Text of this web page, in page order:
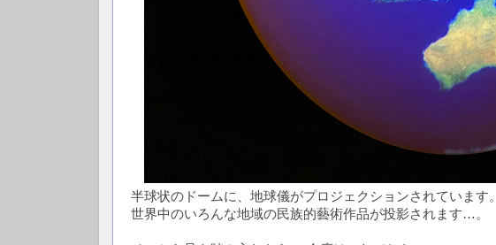
半球状のドームに、地球儀がプロジェクションされています。
世界中のいろんな地域の民族的藝術作品が投影されます…。